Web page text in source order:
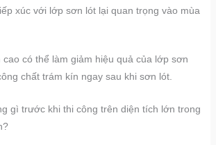
xúc với lớp sơn lót lại quan trọng vào mùa
cao có thể làm giảm hiệu quả của lớp sơn
chất trám kín ngay sau khi sơn lót.
gì trước khi thi công trên diện tích lớn trong